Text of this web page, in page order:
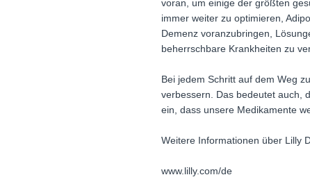
voran, um einige der größten
immer weiter zu optimieren,
Demenz voranzubringen,
beherrschbare Krankheiten zu
Bei jedem Schritt auf dem Weg
verbessern. Das bedeutet auch,
ein, dass unsere Medikamente
Weitere Informationen über Lilly
www.lilly.com/de